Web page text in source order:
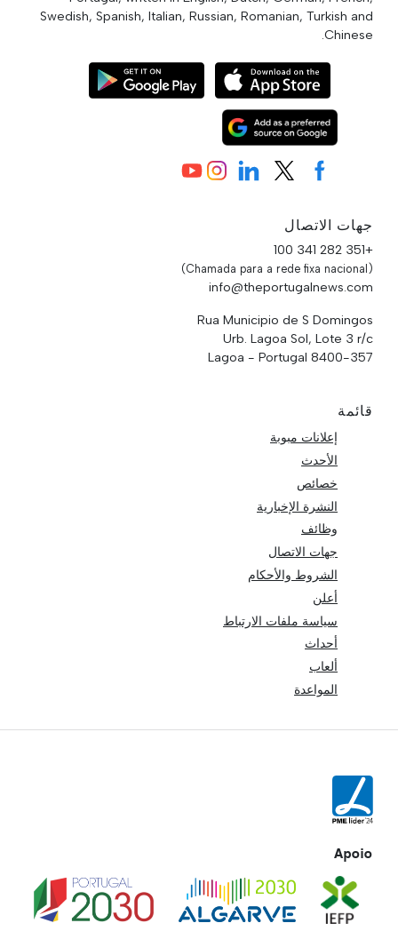
Swedish, Spanish, Italian, Russian, Romanian, Turkish and
Chinese.
جهات الاتصال
+351 282 341 100
(Chamada para a rede fixa nacional)
info@theportugalnews.com
Rua Municipio de S Domingos
Urb. Lagoa Sol, Lote 3 r/c
8400-357 Lagoa - Portugal
قائمة
إعلانات مبوبة
الأحدث
خصائص
النشرة الإخبارية
وظائف
جهات الاتصال
الشروط والأحكام
أعلن
سياسة ملفات الارتباط
أحداث
ألعاب
المواعدة
Apoio